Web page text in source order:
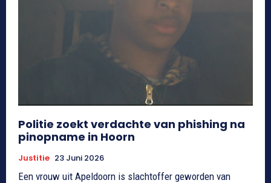
Politie zoekt verdachte van phishing na
pinopname in Hoorn
Justitie 23 Juni 2026
Een vrouw uit Apeldoorn is slachtoffer geworden van